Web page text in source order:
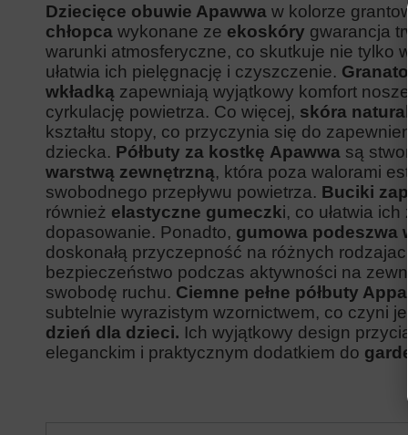
Dziecięce obuwie Apawwa w kolorze
chłopca wykonane ze ekoskóry gwarancja
warunki atmosferyczne, co skutkuje nie tylko
ułatwia ich pielęgnację i czyszczenie.
wkładką zapewniają wyjątkowy komfort
cyrkulację powietrza. Co więcej, skóra
kształtu stopy, co przyczynia się do
dziecka. Półbuty za kostkę Apawwa są
warstwą zewnętrzną, która poza walorami
swobodnego przepływu powietrza. Buciki
również elastyczne gumeczki, co ułatwia ich
dopasowanie. Ponadto, gumowa podeszwa
doskonałą przyczepność na różnych
bezpieczeństwo podczas aktywności na
swobodę ruchu. Ciemne pełne półbuty
subtelnie wyrazistym wzornictwem, co czyni
dzień dla dzieci. Ich wyjątkowy design
eleganckim i praktycznym dodatkiem do